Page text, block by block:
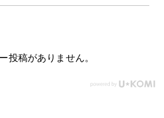
投稿がありません。